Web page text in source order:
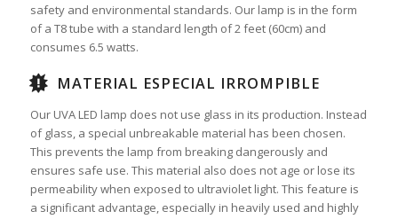
safety and environmental standards. Our lamp is in the form
of a T8 tube with a standard length of 2 feet (60cm) and
consumes 6.5 watts.
MATERIAL ESPECIAL IRROMPIBLE
Our UVA LED lamp does not use glass in its production. Instead
of glass, a special unbreakable material has been chosen.
This prevents the lamp from breaking dangerously and
ensures safe use. This material also does not age or lose its
permeability when exposed to ultraviolet light. This feature is
a significant advantage, especially in heavily used and highly